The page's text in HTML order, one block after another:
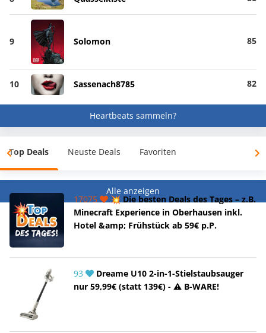
9 Solomon 85
10 Sassenach8785 82
Heartbeats sammeln?
Top Deals Neuste Deals Favoriten
Alle anzeigen
17075
💥 Die besten Deals des Tages – z.B.
Minecraft Experience in Oberhausen inkl.
Hotel &amp; Frühstück ab 59€ p.P.
93
Dreame U10 2-in-1-Stielstaubsauger
nur 59,99€ (statt 139€) - ⚠️ B-WARE!